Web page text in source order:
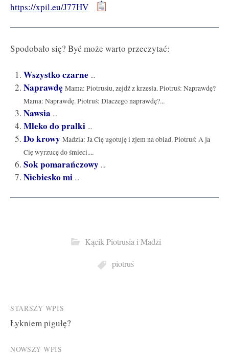
https://xpil.eu/J77HV
Spodobało się? Być może warto przeczytać:
Wszystko czarne ...
Naprawdę Mama: Piotrusiu, zejdź z krzesła. Piotruś: Naprawdę?
Mama: Naprawdę. Piotruś: Dlaczego naprawdę?...
Nawsia ...
Mleko do pralki ...
Do krowy Madzia: Ja Cię ugotuję i zjem na obiad. Piotruś: A ja
Cię wyrzucę do śmieci....
Sok pomarańczowy ...
Niebiesko mi ...
Kącik Piotrusia i Madzi
piotruś
Post
navigation
STARSZY WPIS
Łykniem pigułę?
NOWSZY WPIS